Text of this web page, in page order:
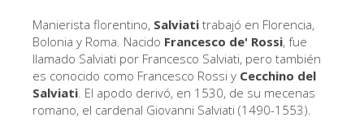
Reserve ahora
Visita virtual
Las obras
Las salas
Manierista florentino, Salviati trabajó en Florencia,
Bolonia y Roma. Nacido Francesco de' Rossi, fue
llamado Salviati por Francesco Salviati, pero también
es conocido como Francesco Rossi y Cecchino del
Salviati. El apodo derivó, en 1530, de su mecenas
romano, el cardenal Giovanni Salviati (1490-1553).